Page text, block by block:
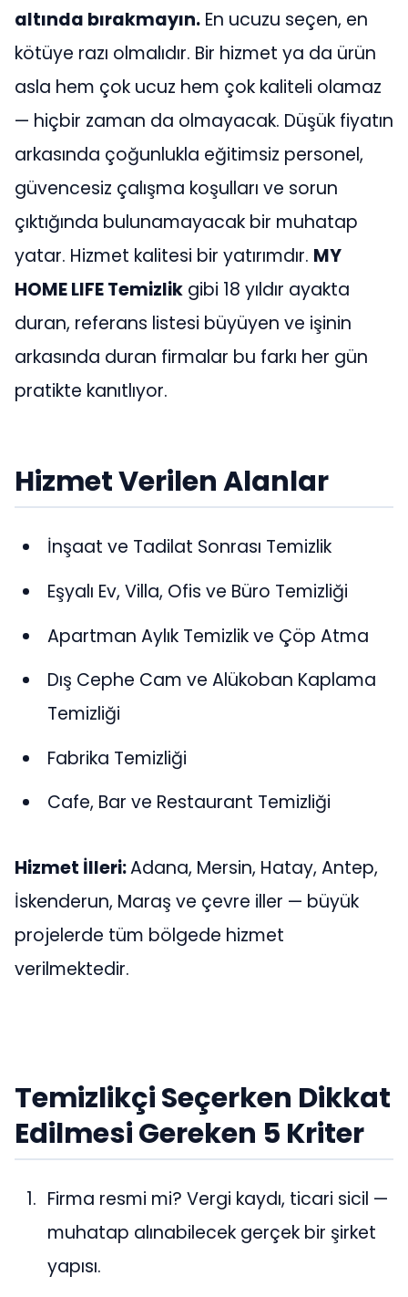
altında bırakmayın. En ucuzu seçen, en
kötüye razı olmalıdır. Bir hizmet ya da ürün
asla hem çok ucuz hem çok kaliteli olamaz
— hiçbir zaman da olmayacak. Düşük fiyatın
arkasında çoğunlukla eğitimsiz personel,
güvencesiz çalışma koşulları ve sorun
çıktığında bulunamayacak bir muhatap
yatar. Hizmet kalitesi bir yatırımdır. MY
HOME LIFE Temizlik gibi 18 yıldır ayakta
duran, referans listesi büyüyen ve işinin
arkasında duran firmalar bu farkı her gün
pratikte kanıtlıyor.
Hizmet Verilen Alanlar
İnşaat ve Tadilat Sonrası Temizlik
Eşyalı Ev, Villa, Ofis ve Büro Temizliği
Apartman Aylık Temizlik ve Çöp Atma
Dış Cephe Cam ve Alükoban Kaplama
Temizliği
Fabrika Temizliği
Cafe, Bar ve Restaurant Temizliği
Hizmet İlleri:Adana, Mersin, Hatay, Antep,
İskenderun, Maraş ve çevre iller — büyük
projelerde tüm bölgede hizmet
verilmektedir.
Temizlikçi Seçerken Dikkat
Edilmesi Gereken 5 Kriter
Firma resmi mi? Vergi kaydı, ticari sicil —
muhatap alınabilecek gerçek bir şirket
yapısı.